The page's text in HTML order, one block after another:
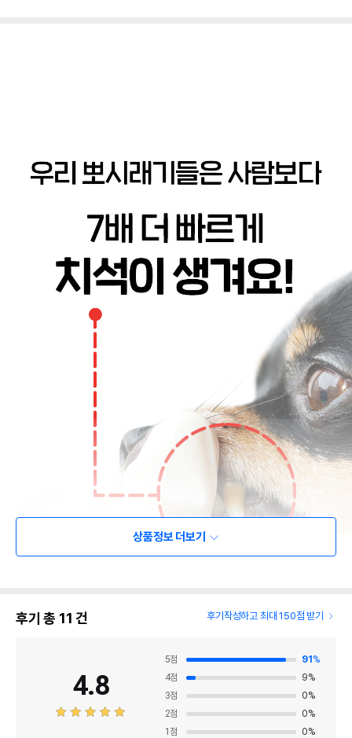
상품정보 더보기
후기 총 11 건 후기작성하고 최대 150점 받기
4.8
5점 91 %
4점 9%
3점 0%
2점 0%
1 점 0%